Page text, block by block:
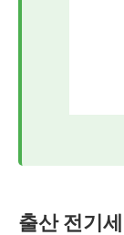
출산 전기